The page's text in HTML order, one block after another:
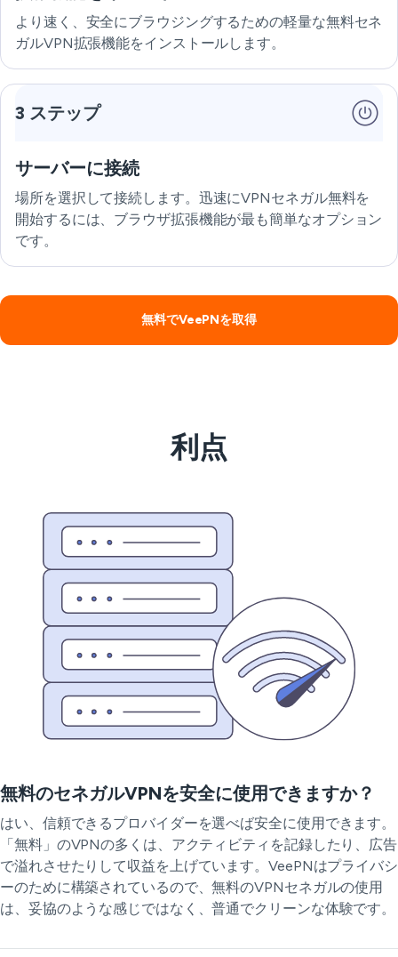
より速く、安全にブラウジングするための軽量な無料セネ
ガルVPN拡張機能をインストールします。
3 ステップ
サーバーに接続
場所を選択して接続します。迅速にVPNセネガル無料を
開始するには、ブラウザ拡張機能が最も簡単なオプション
です。
無料でVeePNを取得
利点
無料のセネガルVPNを安全に使用できますか？
はい、信頼できるプロバイダーを選べば安全に使用できます。
「無料」のVPNの多くは、アクティビティを記録したり、広告
で溢れさせたりして収益を上げています。VeePNはプライバシ
ーのために構築されているので、無料のVPNセネガルの使用
は、妥協のような感じではなく、普通でクリーンな体験です。